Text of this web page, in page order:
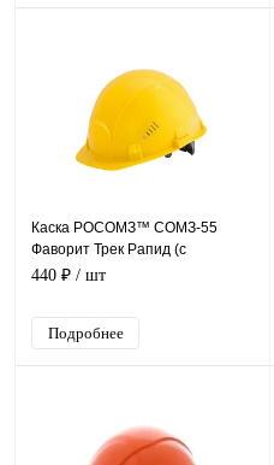
Каска РОСОМЗ™ СОМЗ-55
Фаворит Трек Рапид (с
храповиком), желтый 75615
440 ₽ / шт
Подробнее